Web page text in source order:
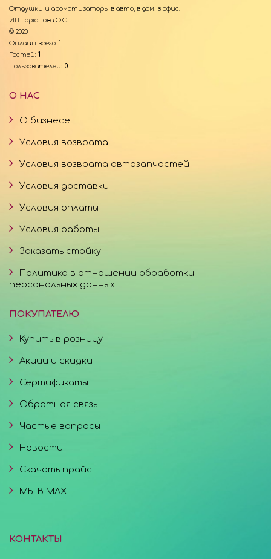
Отдушки и ароматизаторы в авто, в дом, в офис!
ИП Горюнова О.С.
© 2020
Онлайн всего: 1
Гостей: 1
Пользователей: 0
О НАС
О бизнесе
Условия возврата
Условия возврата автозапчастей
Условия доставки
Условия оплаты
Условия работы
Заказать стойку
Политика в отношении обработки
персональных данных
ПОКУПАТЕЛЮ
Купить в розницу
Акции и скидки
Сертификаты
Обратная связь
Частые вопросы
Новости
Скачать прайс
МЫ В MAX
КОНТАКТЫ